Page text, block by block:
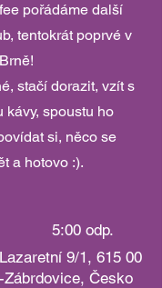
pořádáme další
tentokrát poprvé v
Brně!
stačí dorazit, vzít s
kávy, spoustu ho
si, něco se
a hotovo :).
5:00 odp.
9/1, 615 00
Zábrdovice, Česko